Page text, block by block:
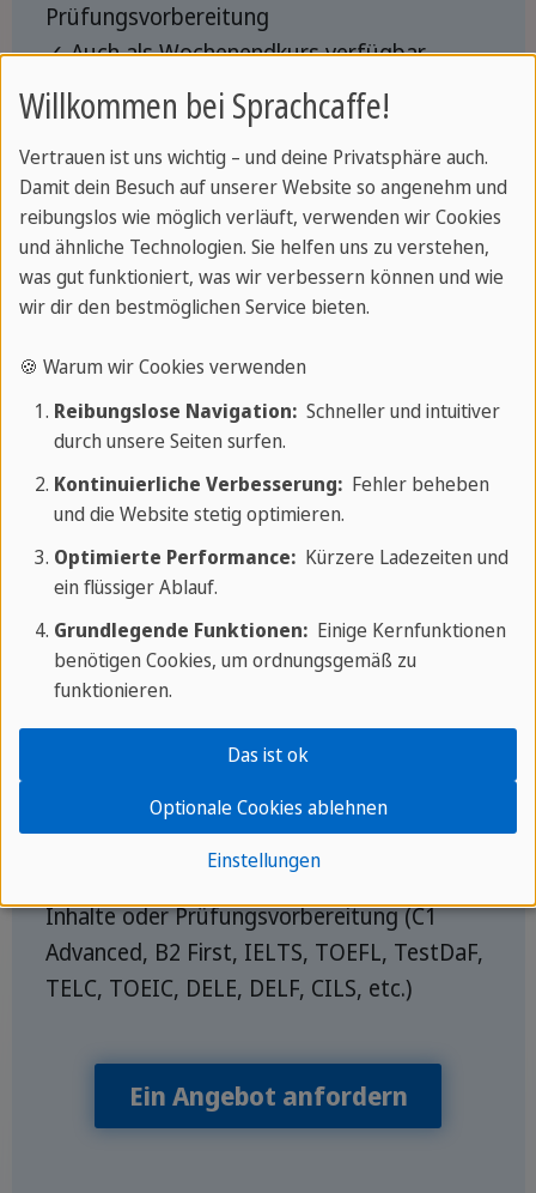
Prüfungsvorbereitung
✓ Auch als Wochenendkurs verfügbar
✓ Knüpfe internationale Kontakte
Ein Angebot anfordern
Privat
Arbeite im Einzelunterricht mit der
Unterstützung deines Lehrers flexibel und
effektiv an deinen Sprachkenntnissen.
Ab 34 € pro Unterrichtsstunde
✓ 1-2 Teilnehmer
✓ 2 Lektionen pro Sitzung
✓ 1 Lektion = 45 Minuten
✓ Flexible Termine und Zeiten
✓ Intensive Betreuung - bis zu 6 Lektionen
✓ Fokus auf berufs-/schulspezifische
Inhalte oder Prüfungsvorbereitung (C1
Advanced, B2 First, IELTS, TOEFL, TestDaF,
TELC, TOEIC, DELE, DELF, CILS, etc.)
Ein Angebot anfordern
Willkommen bei Sprachcaffe!
Vertrauen ist uns wichtig – und deine Privatsphäre auch.
Damit dein Besuch auf unserer Website so angenehm und
reibungslos wie möglich verläuft, verwenden wir Cookies
und ähnliche Technologien. Sie helfen uns zu verstehen,
was gut funktioniert, was wir verbessern können und wie
wir dir den bestmöglichen Service bieten.
🍪 Warum wir Cookies verwenden
Reibungslose Navigation:Schneller und intuitiver
durch unsere Seiten surfen.
Kontinuierliche Verbesserung:Fehler beheben
und die Website stetig optimieren.
Optimierte Performance:Kürzere Ladezeiten und
ein flüssiger Ablauf.
Grundlegende Funktionen:Einige Kernfunktionen
benötigen Cookies, um ordnungsgemäß zu
funktionieren.
Einstellungen
Optionale Cookies ablehnen
Das ist ok